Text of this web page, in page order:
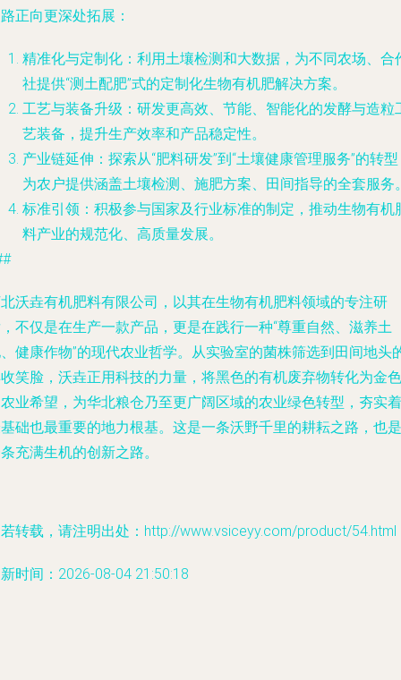
正向更深处拓展：
精准化与定制化 ：利用土壤检测和大数据，为不同农场、合
社提供“测土配肥”式的定制化生物有机肥解决方案。
工艺与装备升级 ：研发更高效、节能、智能化的发酵与造粒
艺装备，提升生产效率和产品稳定性。
产业链延伸 ：探索从“肥料研发”到“土壤健康管理服务”的转
为农户提供涵盖土壤检测、施肥方案、田间指导的全套服务
标准引领 ：积极参与国家及行业标准的制定，推动生物有机
料产业的规范化、高质量发展。
沃垚有机肥料有限公司，以其在生物有机肥料领域的专注研
不仅是在生产一款产品，更是在践行一种“尊重自然、滋养土
健康作物”的现代农业哲学。从实验室的菌株筛选到田间地头
笑脸，沃垚正用科技的力量，将黑色的有机废弃物转化为金色
业希望，为华北粮仓乃至更广阔区域的农业绿色转型，夯实着
础也最重要的地力根基。这是一条沃野千里的耕耘之路，也是
充满生机的创新之路。
转载，请注明出处：http://www.vsiceyy.com/product/54.html
时间：2026-08-04 21:50:18